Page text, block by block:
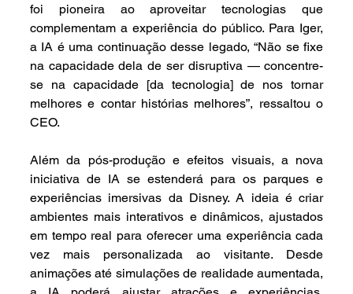
foi pioneira ao aproveitar tecnologias que
complementam a experiência do público. Para Iger,
a IA é uma continuação desse legado, “Não se fixe
na capacidade dela de ser disruptiva — concentre-
se na capacidade [da tecnologia] de nos tornar
melhores e contar histórias melhores”, ressaltou o
CEO.
Além da pós-produção e efeitos visuais, a nova
iniciativa de IA se estenderá para os parques e
experiências imersivas da Disney. A ideia é criar
ambientes mais interativos e dinâmicos, ajustados
em tempo real para oferecer uma experiência cada
vez mais personalizada ao visitante. Desde
animações até simulações de realidade aumentada,